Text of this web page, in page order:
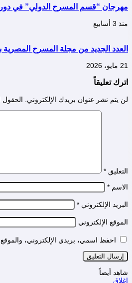
مهرجان “قسم المسرح الدولي” في دورته الـ19 يكرم الفنان
منذ 3 أسابيع
العدد الجديد من مجلة المسرح
21 مايو، 2026
اترك تعليقاً
لن يتم نشر عنوان بريدك الإلكتروني. الحقول
التعليق *
الاسم *
البريد الإلكتروني *
الموقع الإلكتروني
احفظ اسمي، بريدي الإلكتروني،
شاهد أيضاً
إغلاق